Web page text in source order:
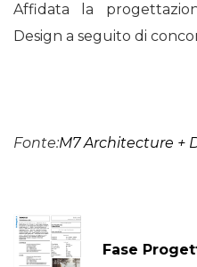
Affidata la
Design a seguito di
Fonte:M7 Architecture +
Fase